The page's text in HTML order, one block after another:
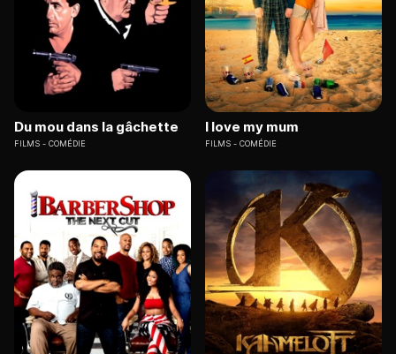
Du mou dans la gâchette
FILMS COMÉDIE
I love my mum
FILMS COMÉDIE